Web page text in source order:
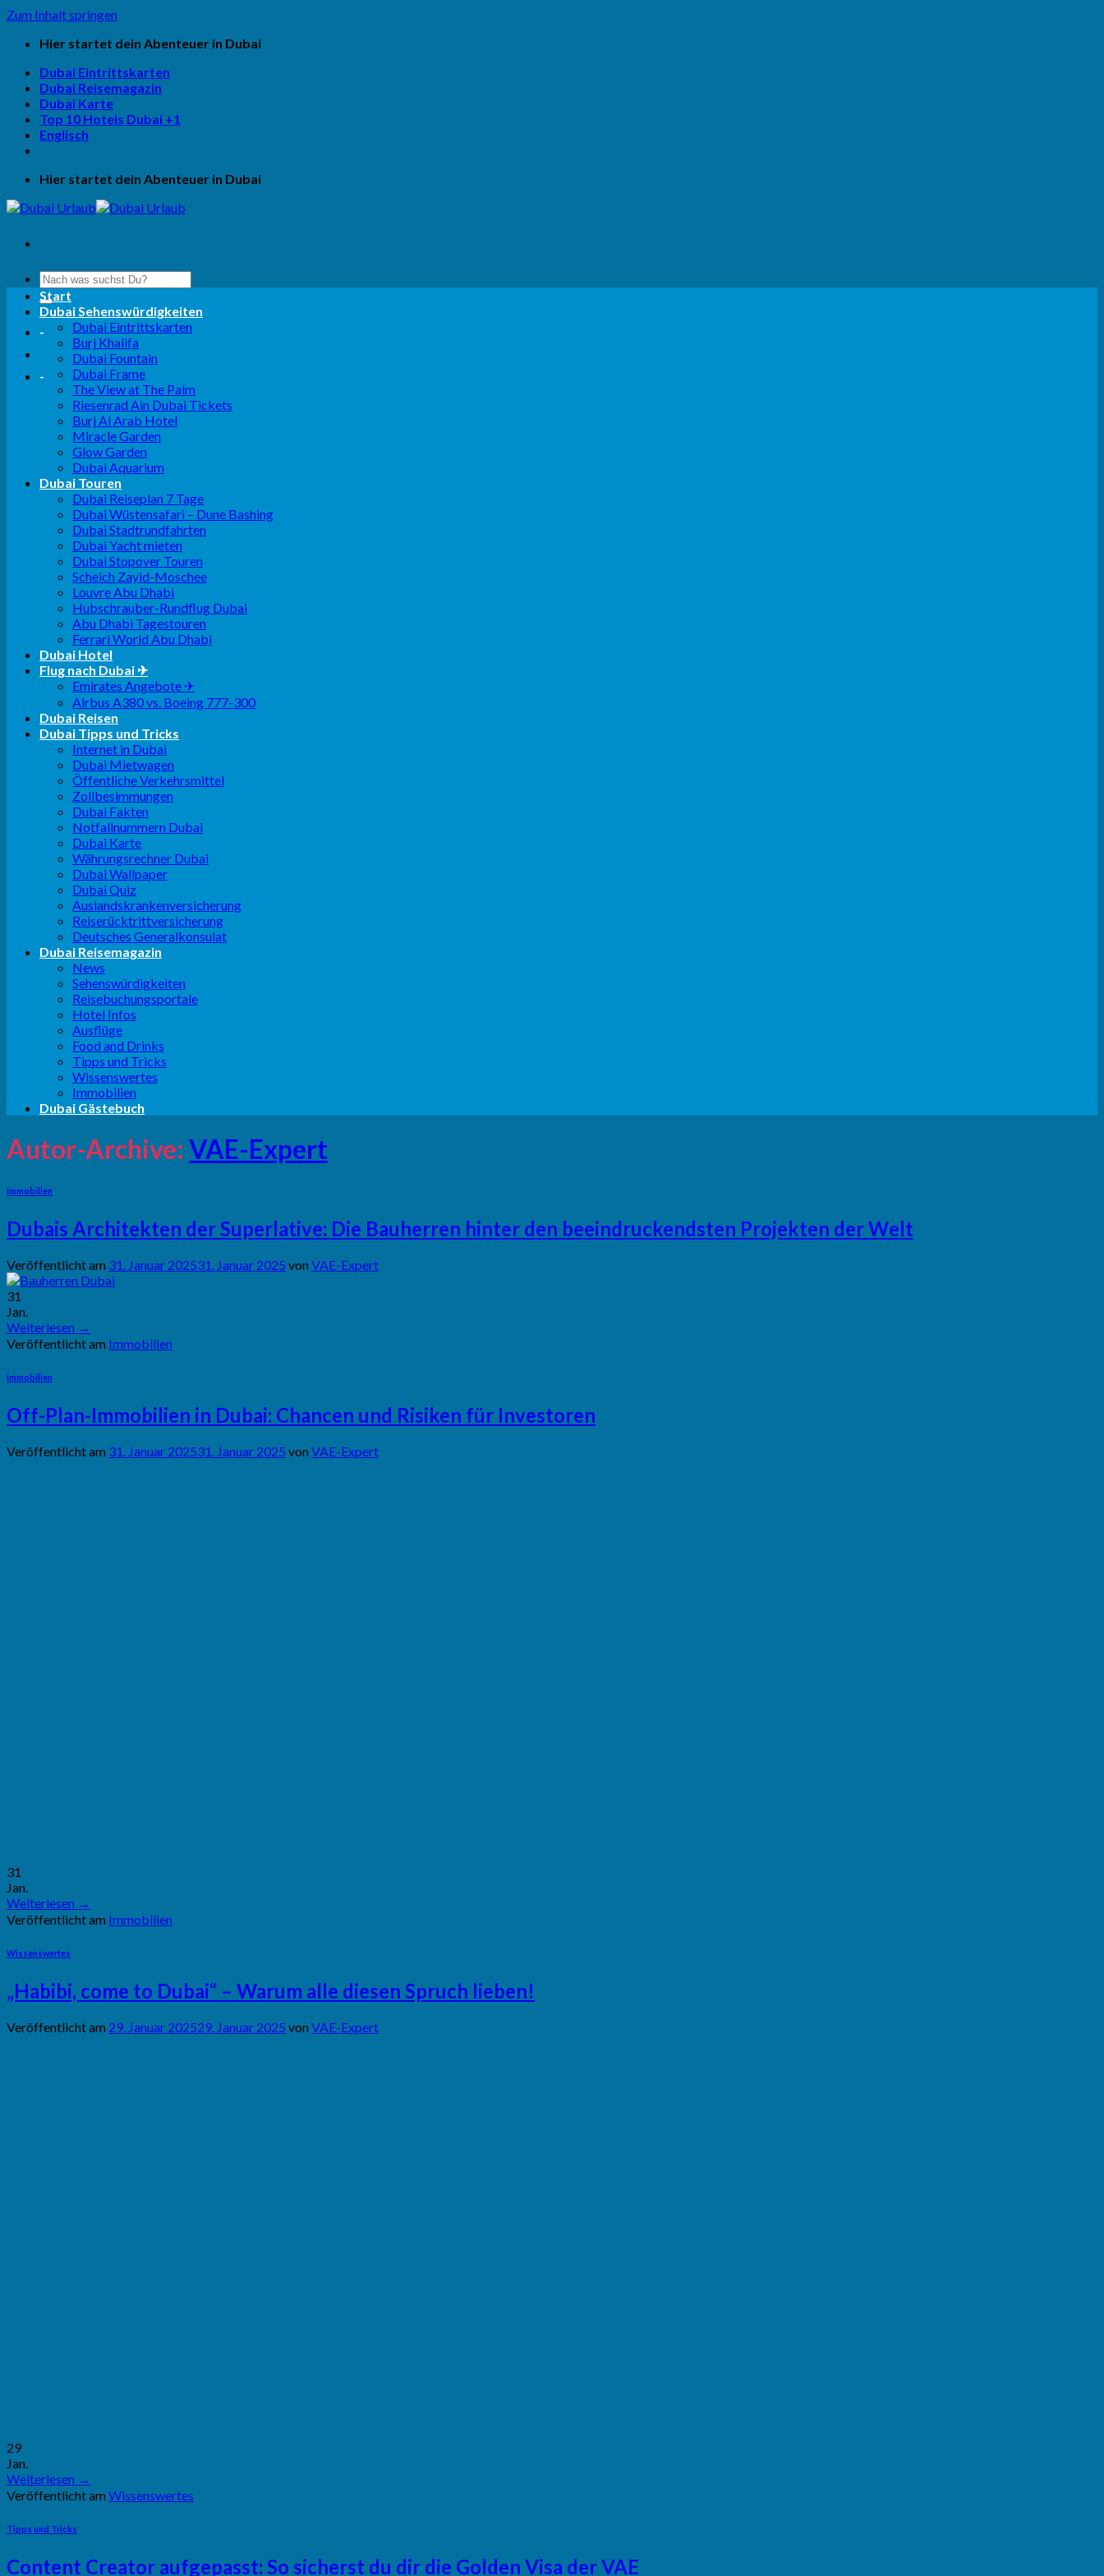
Zum Inhalt springen
Hier startet dein Abenteuer in Dubai
Dubai Eintrittskarten
Dubai Reisemagazin
Dubai Karte
Top 10 Hotels Dubai +1
Englisch
Hier startet dein Abenteuer in Dubai
-
-
Start
Dubai Sehenswürdigkeiten
Dubai Eintrittskarten
Burj Khalifa
Dubai Fountain
Dubai Frame
The View at The Palm
Riesenrad Ain Dubai Tickets
Burj Al Arab Hotel
Miracle Garden
Glow Garden
Dubai Aquarium
Dubai Touren
Dubai Reiseplan 7 Tage
Dubai Wüstensafari – Dune Bashing
Dubai Stadtrundfahrten
Dubai Yacht mieten
Dubai Stopover Touren
Scheich Zayid-Moschee
Louvre Abu Dhabi
Hubschrauber-Rundflug Dubai
Abu Dhabi Tagestouren
Ferrari World Abu Dhabi
Dubai Hotel
Flug nach Dubai ✈
Emirates Angebote ✈
Airbus A380 vs. Boeing 777-300
Dubai Reisen
Dubai Tipps und Tricks
Internet in Dubai
Dubai Mietwagen
Öffentliche Verkehrsmittel
Zollbesimmungen
Dubai Fakten
Notfallnummern Dubai
Dubai Karte
Währungsrechner Dubai
Dubai Wallpaper
Dubai Quiz
Auslandskrankenversicherung
Reiserücktrittversicherung
Deutsches Generalkonsulat
Dubai Reisemagazin
News
Sehenswürdigkeiten
Reisebuchungsportale
Hotel Infos
Ausflüge
Food and Drinks
Tipps und Tricks
Wissenswertes
Immobilien
Dubai Gästebuch
Autor-Archive: VAE-Expert
Immobilien
Dubais Architekten der Superlative: Die Bauherren hinter den beeindruckendsten Projekten der Welt
Veröffentlicht am 31. Januar 202531. Januar 2025 von VAE-Expert
31
Jan.
Weiterlesen →
Veröffentlicht am Immobilien
Immobilien
Off-Plan-Immobilien in Dubai: Chancen und Risiken für Investoren
Veröffentlicht am 31. Januar 202531. Januar 2025 von VAE-Expert
31
Jan.
Weiterlesen →
Veröffentlicht am Immobilien
Wissenswertes
„Habibi, come to Dubai“ – Warum alle diesen Spruch lieben!
Veröffentlicht am 29. Januar 202529. Januar 2025 von VAE-Expert
29
Jan.
Weiterlesen →
Veröffentlicht am Wissenswertes
Tipps und Tricks
Content Creator aufgepasst: So sicherst du dir die Golden Visa der VAE